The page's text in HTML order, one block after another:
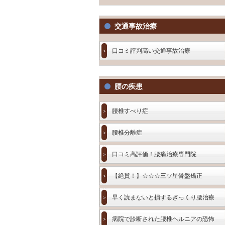
交通事故治療
口コミ評判高い交通事故治療
腰の疾患
腰椎すべり症
腰椎分離症
口コミ高評価！腰痛治療専門院
【絶賛！】☆☆☆三ツ星骨盤矯正
早く読まないと損するぎっくり腰治療
病院で診断された腰椎ヘルニアの恐怖